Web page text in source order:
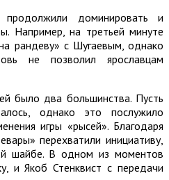
доминировать и
Например, на третьей минуте
рандеву» с Шугаевым, однако
не позволил ярославцам
было два большинства. Пусть
однако это послужило
игры «рысей». Благодаря
перехватили инициативу,
шайбе. В одном из моментов
и Якоб Стенквист с передачи